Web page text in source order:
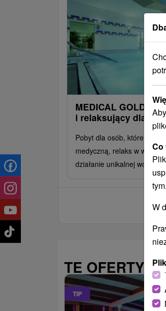
MEDICAL GOLD:
i relaksujący dla
Pobyt dla osób, które chcą
medyczną, relaks w
działanie unikalnej wody
TE OFERTY
TIP
Co
W